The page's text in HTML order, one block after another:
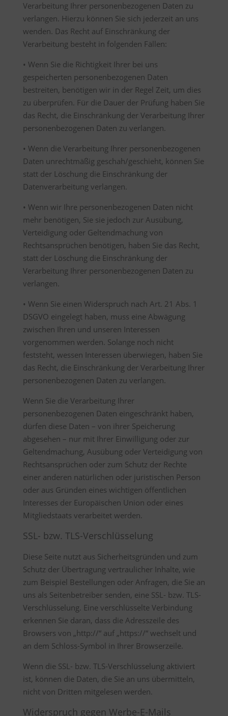
Verarbeitung Ihrer personenbezogenen Daten zu
verlangen. Hierzu können Sie sich jederzeit an uns
wenden. Das Recht auf Einschränkung der
Verarbeitung besteht in folgenden Fällen:
• Wenn Sie die Richtigkeit Ihrer bei uns
gespeicherten personenbezogenen Daten
bestreiten, benötigen wir in der Regel Zeit, um dies
zu überprüfen. Für die Dauer der Prüfung haben Sie
das Recht, die Einschränkung der Verarbeitung Ihrer
personenbezogenen Daten zu verlangen.
• Wenn die Verarbeitung Ihrer personenbezogenen
Daten unrechtmäßig geschah/geschieht, können Sie
statt der Löschung die Einschränkung der
Datenverarbeitung verlangen.
• Wenn wir Ihre personenbezogenen Daten nicht
mehr benötigen, Sie sie jedoch zur Ausübung,
Verteidigung oder Geltendmachung von
Rechtsansprüchen benötigen, haben Sie das Recht,
statt der Löschung die Einschränkung der
Verarbeitung Ihrer personenbezogenen Daten zu
verlangen.
• Wenn Sie einen Widerspruch nach Art. 21 Abs. 1
DSGVO eingelegt haben, muss eine Abwägung
zwischen Ihren und unseren Interessen
vorgenommen werden. Solange noch nicht
feststeht, wessen Interessen überwiegen, haben Sie
das Recht, die Einschränkung der Verarbeitung Ihrer
personenbezogenen Daten zu verlangen.
Wenn Sie die Verarbeitung Ihrer
personenbezogenen Daten eingeschränkt haben,
dürfen diese Daten – von ihrer Speicherung
abgesehen – nur mit Ihrer Einwilligung oder zur
Geltendmachung, Ausübung oder Verteidigung von
Rechtsansprüchen oder zum Schutz der Rechte
einer anderen natürlichen oder juristischen Person
oder aus Gründen eines wichtigen öffentlichen
Interesses der Europäischen Union oder eines
Mitgliedstaats verarbeitet werden.
SSL- bzw. TLS-Verschlüsselung
Diese Seite nutzt aus Sicherheitsgründen und zum
Schutz der Übertragung vertraulicher Inhalte, wie
zum Beispiel Bestellungen oder Anfragen, die Sie an
uns als Seitenbetreiber senden, eine SSL- bzw. TLS-
Verschlüsselung. Eine verschlüsselte Verbindung
erkennen Sie daran, dass die Adresszeile des
Browsers von „http://“ auf „https://“ wechselt und
an dem Schloss-Symbol in Ihrer Browserzeile.
Wenn die SSL- bzw. TLS-Verschlüsselung aktiviert
ist, können die Daten, die Sie an uns übermitteln,
nicht von Dritten mitgelesen werden.
Widerspruch gegen Werbe-E-Mails